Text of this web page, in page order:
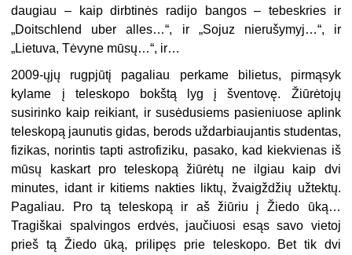
daugiau – kaip dirbtinės radijo bangos – tebeskries ir
„Doitschlend uber alles…“, ir „Sojuz nierušymyj…“, ir
„Lietuva, Tėvyne mūsų…“, ir…
2009-ųjų rugpjūtį pagaliau perkame bilietus, pirmąsyk
kylame į teleskopo bokštą lyg į šventovę. Žiūrėtojų
susirinko kaip reikiant, ir susėdusiems pasieniuose aplink
teleskopą jaunutis gidas, berods uždarbiaujantis studentas,
fizikas, norintis tapti astrofiziku, pasako, kad kiekvienas iš
mūsų kaskart pro teleskopą žiūrėtų ne ilgiau kaip dvi
minutes, idant ir kitiems nakties liktų, žvaigždžių užtektų.
Pagaliau. Pro tą teleskopą ir aš žiūriu į Žiedo ūką…
Tragiškai spalvingos erdvės, jaučiuosi esąs savo vietoj
prieš tą Žiedo ūką, prilipęs prie teleskopo. Bet tik dvi